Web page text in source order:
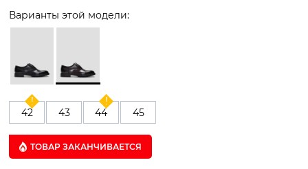
Варианты этой модели:
42 43 44 45
ТОВАР ЗАКАНЧИВАЕТСЯ